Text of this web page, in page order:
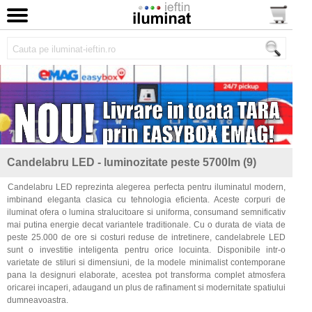
Candelabru LED - luminozitate peste 5700lm (9)
Candelabru LED reprezinta alegerea perfecta pentru iluminatul modern,
imbinand eleganta clasica cu tehnologia eficienta. Aceste corpuri de
iluminat ofera o lumina stralucitoare si uniforma, consumand semnificativ
mai putina energie decat variantele traditionale. Cu o durata de viata de
peste 25.000 de ore si costuri reduse de intretinere, candelabrele LED
sunt o investitie inteligenta pentru orice locuinta. Disponibile intr-o
varietate de stiluri si dimensiuni, de la modele minimalist contemporane
pana la designuri elaborate, acestea pot transforma complet atmosfera
oricarei incaperi, adaugand un plus de rafinament si modernitate spatiului
dumneavoastra.